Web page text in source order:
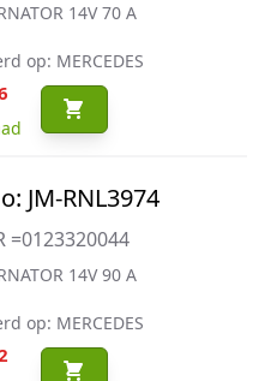
14V 70 A
op: MERCEDES
JM-RNL3974
=0123320044
14V 90 A
op: MERCEDES